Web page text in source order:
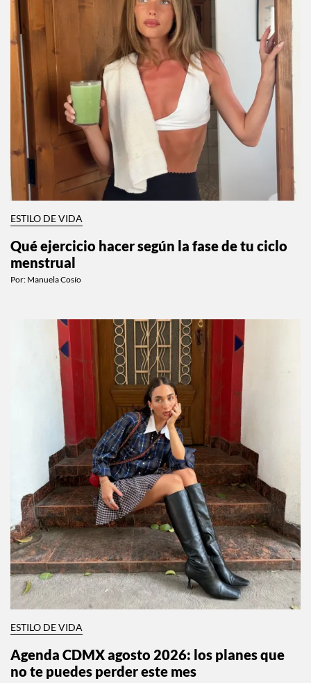
ESTILO DE VIDA
Qué ejercicio hacer según la fase de tu ciclo
menstrual
Por: Manuela Cosío
ESTILO DE VIDA
Agenda CDMX agosto 2026: los planes que
no te puedes perder este mes